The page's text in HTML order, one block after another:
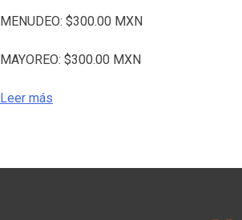
MENUDEO: $300.00 MXN
MAYOREO: $300.00 MXN
Leer más